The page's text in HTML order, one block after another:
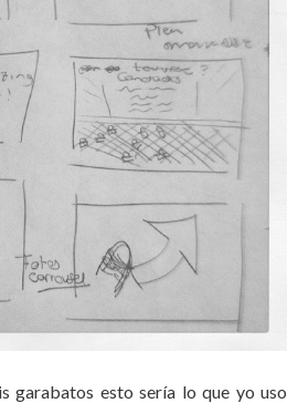
garabatos esto sería lo que yo uso